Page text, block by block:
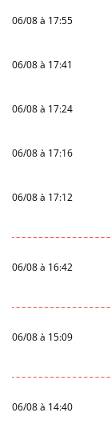
06/08 à 17:55
06/08 à 17:41
06/08 à 17:24
06/08 à 17:16
06/08 à 17:12
06/08 à 16:42
06/08 à 15:09
06/08 à 14:40